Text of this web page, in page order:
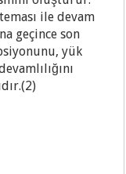
ile devam
geçince son
yük